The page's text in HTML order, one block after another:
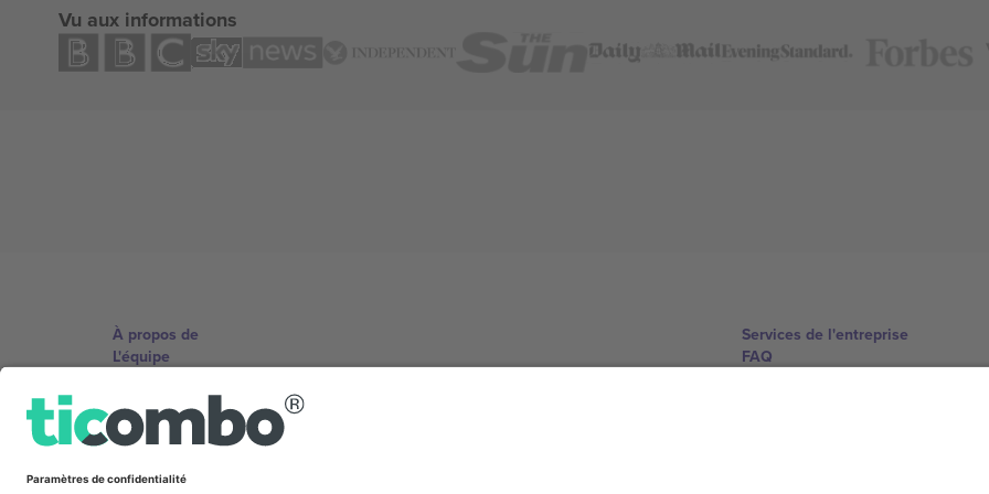
Vu aux informations
À propos de
L'équipe
Conditions générales
Programme d'affiliation
Services de l'entreprise
FAQ